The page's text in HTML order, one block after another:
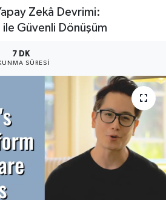
Zekâ Devrimi:
Güvenli Dönüşüm
7 DK
SÜRESI